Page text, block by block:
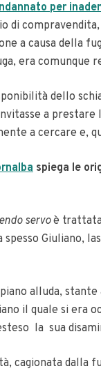
per
di
a causa della
era
dello
a prestare
a cercare e,
spiega le
servoè
spesso Giuliano,
alluda, stante
il quale si era
la sua
cagionata